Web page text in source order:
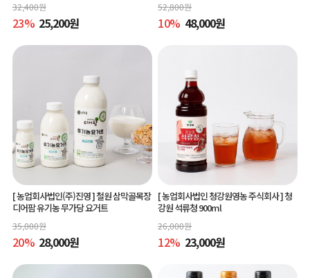
32,400원
23% 25,200원
52,800원
10% 48,000원
[ 농업회사법인(주)진영 ]철원 삼막골목장
디어팜 유기농 무가당 요거트
35,000원
20% 28,000원
[ 농업회사법인 청강원영농 주식회사 ]청
강원 석류청 900ml
26,000원
12% 23,000원